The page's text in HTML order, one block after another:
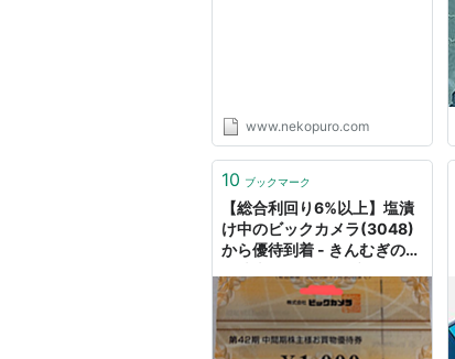
www.nekopuro.com
10 ブックマーク
【総合利回り6%以上】塩漬
け中のビックカメラ(3048)
から優待到着 - きんむぎの優